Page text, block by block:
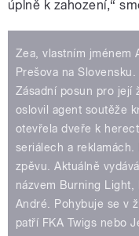
úplně k zahození,“
Zea, vlastním jménem
Prešova na
Zásadní posun pro její
oslovil agent soutěže
otevřela dveře k
seriálech a
zpěvu. Aktuálně
názvem Burning
André. Pohybuje se v
patří FKA Twigs nebo